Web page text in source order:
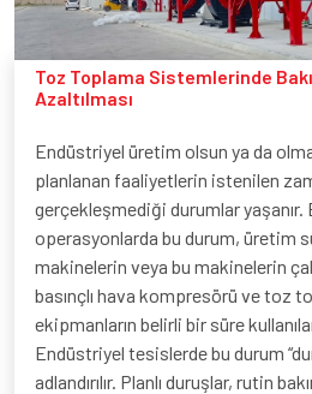
Toz Toplama Sistemlerinde
Azaltılması
Endüstriyel üretim olsun ya da
planlanan faaliyetlerin istenilen
gerçekleşmediği durumlar yaşanır.
operasyonlarda bu durum, üretim
makinelerin veya bu makinelerin
basınçlı hava kompresörü ve toz
ekipmanların belirli bir süre
Endüstriyel tesislerde bu durum
adlandırılır. Planlı duruşlar, rutin